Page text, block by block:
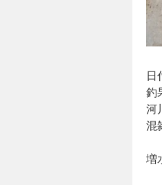
日
釣
河
混
増